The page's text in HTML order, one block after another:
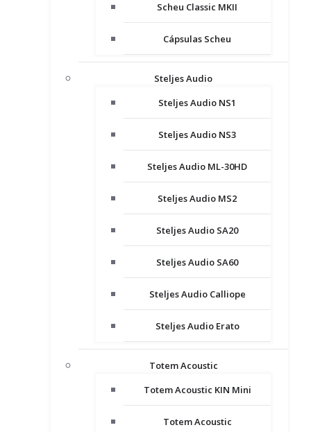
Scheu Classic MKII
Cápsulas Scheu
Steljes Audio
Steljes Audio NS1
Steljes Audio NS3
Steljes Audio ML-30HD
Steljes Audio MS2
Steljes Audio SA20
Steljes Audio SA60
Steljes Audio Calliope
Steljes Audio Erato
Totem Acoustic
Totem Acoustic KIN Mini
Totem Acoustic